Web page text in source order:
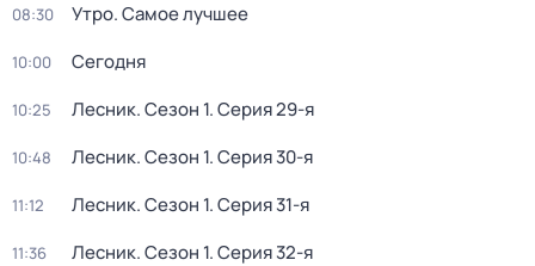
08:30 Утро. Самое лучшее
10:00 Сегодня
10:25 Лесник. Сезон 1. Серия 29-я
10:48 Лесник. Сезон 1. Серия 30-я
11:12 Лесник. Сезон 1. Серия 31-я
11:36 Лесник. Сезон 1. Серия 32-я